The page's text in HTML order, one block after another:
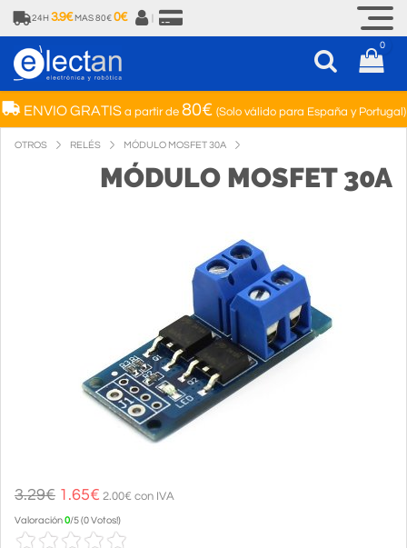
24H 3.9€ MAS 80€ 0€
0
ENVIO GRATISa partir de 80€ (Solo válido para España y Portugal)
OTROS RELÉS MÓDULO MOSFET 30A
MÓDULO MOSFET 30A
3.29€ 1.65€ 2.00€ con IVA
Valoración0/5(0 Votos!)